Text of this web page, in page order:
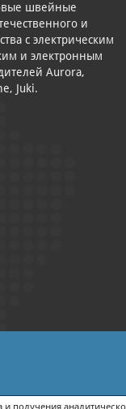
швейные
и
с электрическим
и электронным
Aurora,
Juki.
| СОГЛАСИЕ НА
и получения